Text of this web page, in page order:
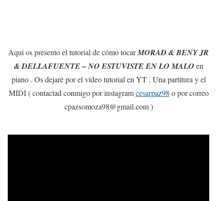
Aquí os presento el tutorial de cómo tocarMORAD & BENY JR
& DELLAFUENTE – NO ESTUVISTE EN LO MALO en
piano . Os dejaré por el vídeo tutorial en YT . Una partitura y el
MIDI ( contactad conmigo por instagramcesarpaz98 o por correo
cpazsomoza98@gmail.com )